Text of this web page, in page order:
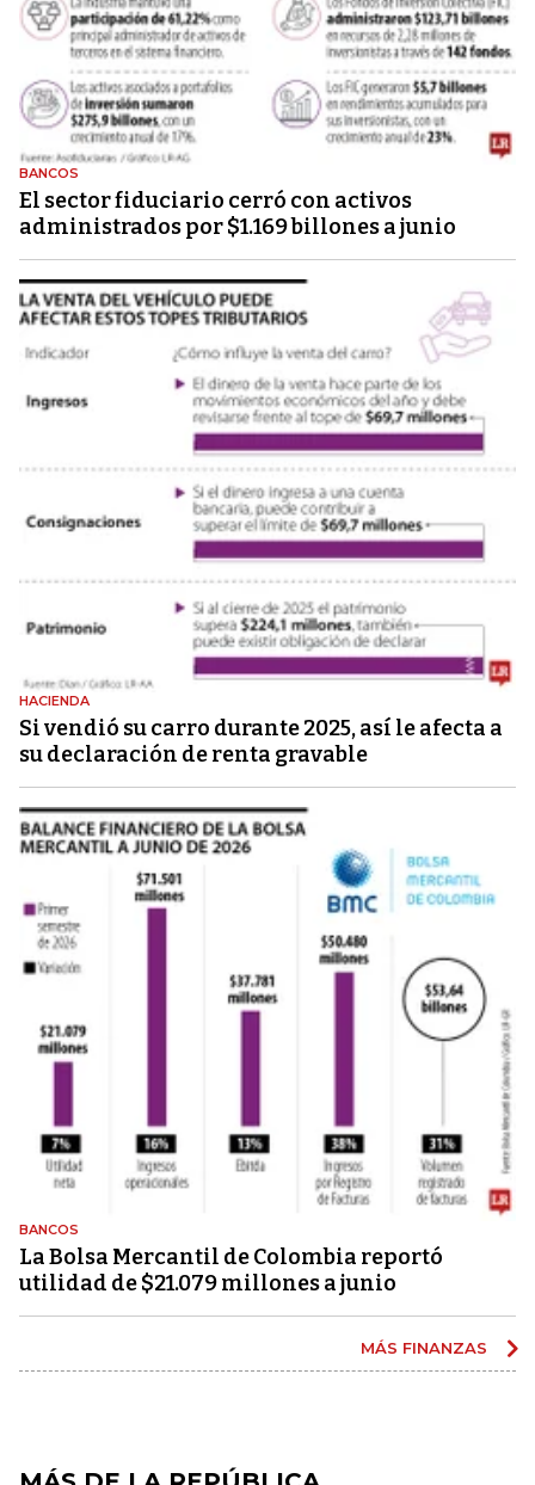
BANCOS
El sector fiduciario cerró con activos
administrados por $1.169 billones a junio
HACIENDA
Si vendió su carro durante 2025, así le afecta a
su declaración de renta gravable
BANCOS
La Bolsa Mercantil de Colombia reportó
utilidad de $21.079 millones a junio
MÁS FINANZAS